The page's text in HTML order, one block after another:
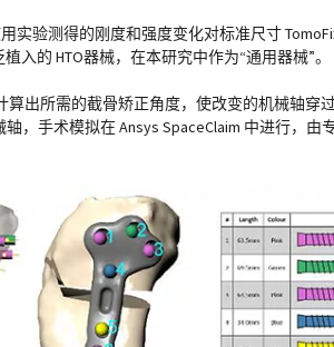
验测得的刚度和强度变化对标准尺寸
入的 HTO器械，在本研究中作为“通用器械”。
算出所需的截骨矫正角度，使改变的机械轴穿
，手术模拟在 Ansys SpaceClaim 中进行，由